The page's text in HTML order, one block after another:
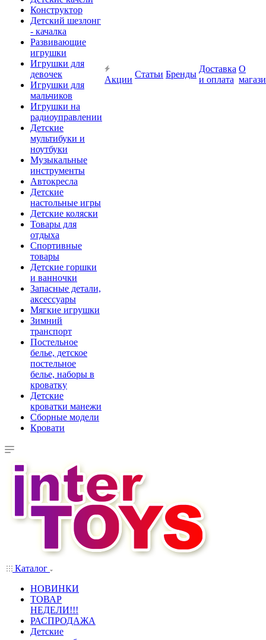
Конструктор
Детский шезлонг
- качалка
Развивающие
игрушки
Игрушки для
девочек
Игрушки для
мальчиков
Игрушки на
радиоуправлении
Детские
мультибуки и
ноутбуки
Музыкальные
инструменты
Автокресла
Детские
настольные игры
Детские коляски
Товары для
отдыха
Спортивные
товары
Детские горшки
и ванночки
Запасные детали,
аксессуары
Мягкие игрушки
Зимний
транспорт
Постельное
белье, детское
постельное
белье, наборы в
кроватку
Детские
кроватки манежи
Сборные модели
Кровати
Акции
Статьи Бренды
Доставка
и оплата
О
Каталог
НОВИНКИ
ТОВАР
НЕДЕЛИ!!!
РАСПРОДАЖА
Детские